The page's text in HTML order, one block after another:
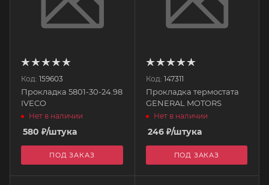
Код: 159603
Прокладка 5801-30-24.98
IVECO
Нет в наличии
580 ₽/штука
ПОД ЗАКАЗ
Код: 147311
Прокладка термостата
GENERAL MOTORS
Нет в наличии
246₽/штука
ПОД ЗАКАЗ